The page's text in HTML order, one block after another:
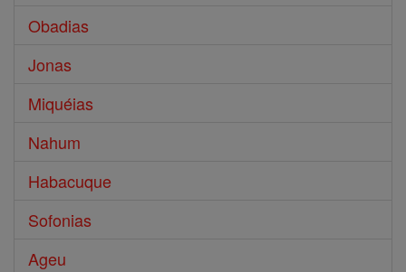
Obadias
Jonas
Miquéias
Nahum
Habacuque
Sofonias
Ageu